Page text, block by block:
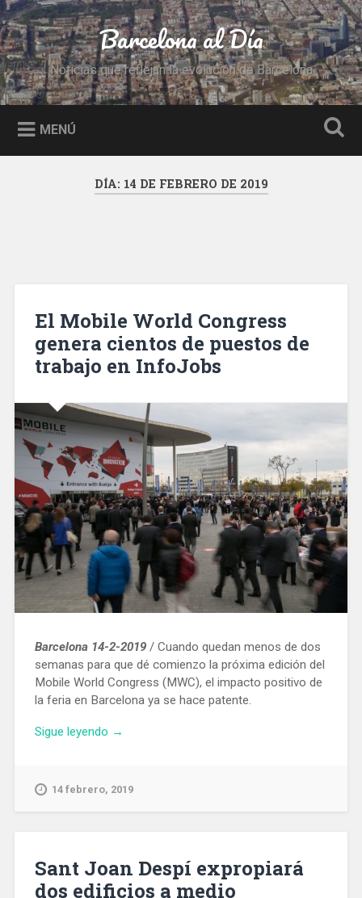
Saltar
al
contenido
Buscar Barcelona al Día
Noticias que reflejan la evolución de Barcelona
MENÚ
DÍA: 14 DE FEBRERO DE 2019
El Mobile World Congress
genera cientos de puestos de
trabajo en InfoJobs
Barcelona 14-2-2019/ Cuando quedan menos de dos
semanas para que dé comienzo la próxima edición del
Mobile World Congress (MWC), el impacto positivo de
la feria en Barcelona ya se hace patente.
Sigue leyendo «El
Congress
de
trabajo
→
14 febrero, 2019
Sant Joan Despí expropiará
dos edificios a medio